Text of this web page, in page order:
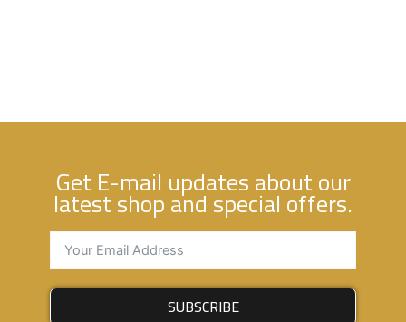
Get E-mail updates about our
latest shop and special offers.
SUBSCRIBE